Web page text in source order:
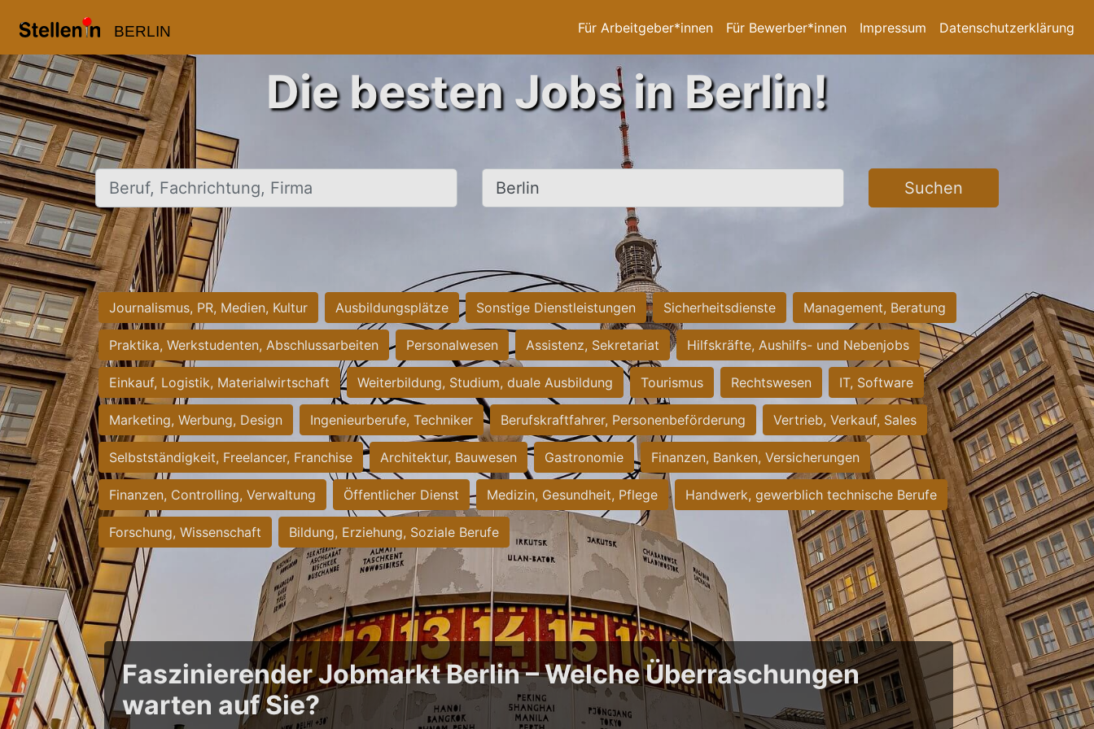
BERLIN Für Arbeitgeber*innen Für Bewerber*innen Impressum Datenschutzerklärung
Die besten Jobs in Berlin!
Beruf, Fachrichtung, Firma Ort, Stadt Suchen
Journalismus, PR, Medien, Kultur Ausbildungsplätze Sonstige Dienstleistungen Sicherheitsdienste Management, Beratung
Praktika, Werkstudenten, Abschlussarbeiten Personalwesen Assistenz, Sekretariat Hilfskräfte, Aushilfs- und Nebenjobs
Einkauf, Logistik, Materialwirtschaft Weiterbildung, Studium, duale Ausbildung Tourismus Rechtswesen IT, Software
Marketing, Werbung, Design Ingenieurberufe, Techniker Berufskraftfahrer, Personenbeförderung Vertrieb, Verkauf, Sales
Selbstständigkeit, Freelancer, Franchise Architektur, Bauwesen Gastronomie Finanzen, Banken, Versicherungen
Finanzen, Controlling, Verwaltung Öffentlicher Dienst Medizin, Gesundheit, Pflege Handwerk, gewerblich technische Berufe
Forschung, Wissenschaft Bildung, Erziehung, Soziale Berufe
Faszinierender Jobmarkt Berlin – Welche Überraschungen
warten auf Sie?